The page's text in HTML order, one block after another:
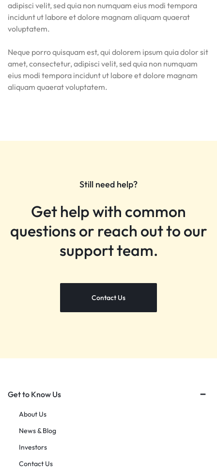
adipisci velit, sed quia non numquam eius modi tempora
incidunt ut labore et dolore magnam aliquam quaerat
voluptatem.
Neque porro quisquam est, qui dolorem ipsum quia dolor sit
amet, consectetur, adipisci velit, sed quia non numquam
eius modi tempora incidunt ut labore et dolore magnam
aliquam quaerat voluptatem.
Still need help?
Get help with common
questions or reach out to our
support team.
Contact Us
Get to Know Us
About Us
News & Blog
Investors
Contact Us